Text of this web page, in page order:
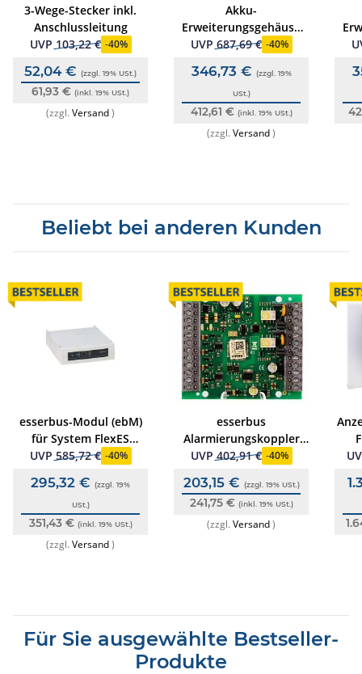
3-Wege-Stecker inkl.
Anschlussleitung
UVP 103,22 € -40%
52,04 € (zzgl. 19% USt.)
61,93 € (inkl. 19% USt.)
(zzgl.Versand)
Akku-
Erweiterungsgehäuse
für 2 x 12 V/24 Ah
UVP 687,69 € -40%
346,73 € (zzgl. 19%
USt.)
412,61 € (inkl. 19% USt.)
(zzgl.Versand)
Beliebt bei anderen Kunden
esserbus-Modul (ebM)
für System FlexES
Control
UVP 585,72 € -40%
295,32 € (zzgl. 19%
USt.)
351,43 € (inkl. 19% USt.)
(zzgl.Versand)
esserbus
Alarmierungskoppler
Typ 4MG2R
UVP 402,91 € -40%
203,15 € (zzgl. 19% USt.)
241,75 € (inkl. 19% USt.)
(zzgl.Versand)
Für Sie ausgewählte Bestseller-
Produkte